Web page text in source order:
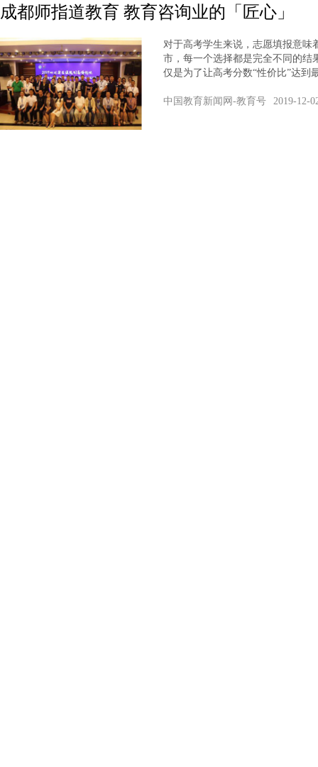
成都师指道教育 教育咨询业的「匠心」
对于高考学生来说，志愿填报意味
市，每一个选择都是完全不同的结
仅是为了让高考分数“性价比”达到
中国教育新闻网-教育号 2019-12-